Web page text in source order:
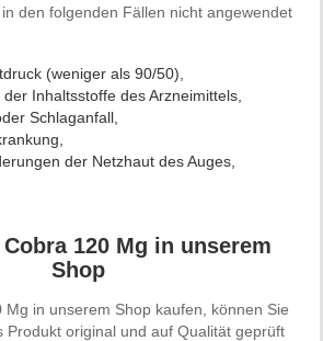
den folgenden Fällen nicht angewendet
(weniger als 90/50),
Inhaltsstoffe des Arzneimittels,
Schlaganfall,
der Netzhaut des Auges,
120 Mg in unserem
Shop
Mg in unserem Shop kaufen, können Sie
Produkt original und auf Qualität geprüft